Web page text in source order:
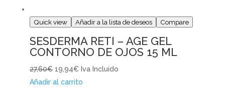
Quick view Añadir a la lista de deseos Compare
SESDERMA RETI – AGE GEL
CONTORNO DE OJOS 15 ML
27,60€ 19,94€ Iva Incluido
Añadir al carrito